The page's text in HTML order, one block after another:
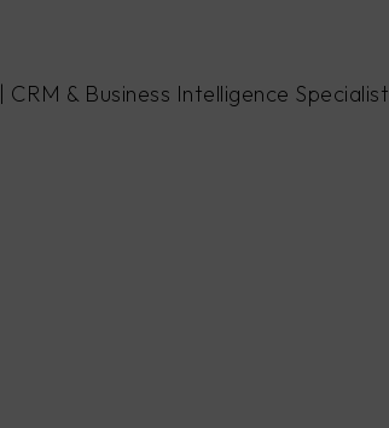
| CRM & Business Intelligence Specialist